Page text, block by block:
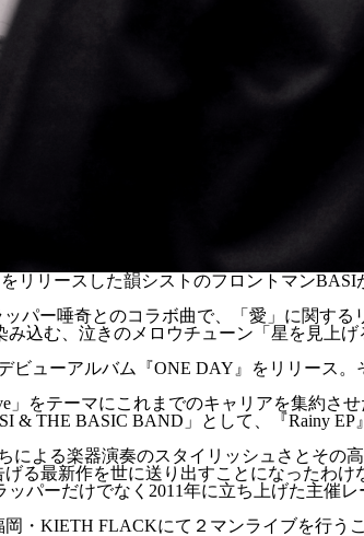
リリースした韻シストのフロントマン
パー唾奇とのコラボ曲で、「愛」に関す
込む、泣きのメロウチューン「星を見上
ビューアルバム『ONE DAY』をリリース
をテーマにこれまでのキャリアを集約さ
& THE BASIC BAND」として、『Rainy
よる楽器演奏のスタイリッシュさとその
る最新作を世に送り出すことになったわ
パーだけでなく2011年に立ち上げた主催
・KIETH FLACKにて２マンライブを行う